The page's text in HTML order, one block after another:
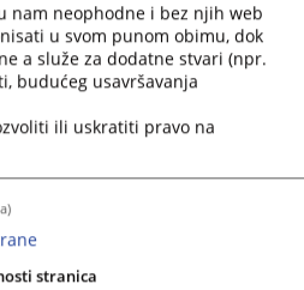
nam neophodne i bez njih web
u svom punom obimu, dok
a služe za dodatne stvari (npr.
budućeg usavršavanja
ili uskratiti pravo na
stranica